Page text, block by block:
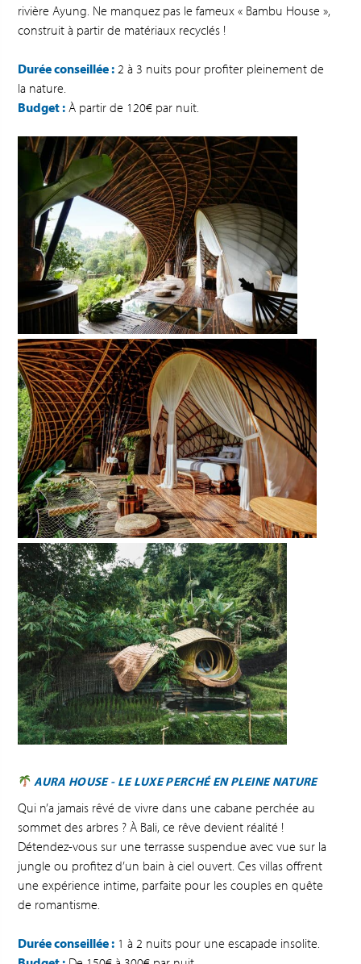
rivière Ayung. Ne manquez pas le fameux « Bambu House »,
construit à partir de matériaux recyclés !
Durée conseillée : 2 à 3 nuits pour profiter pleinement de
la nature.
Budget : À partir de 120€ par nuit.
AURA HOUSE - LE LUXE PERCHÉ EN PLEINE NATURE
Qui n’a jamais rêvé de vivre dans une cabane perchée au
sommet des arbres ? À Bali, ce rêve devient réalité !
Détendez-vous sur une terrasse suspendue avec vue sur la
jungle ou profitez d’un bain à ciel ouvert. Ces villas offrent
une expérience intime, parfaite pour les couples en quête
de romantisme.
Durée conseillée : 1 à 2 nuits pour une escapade insolite.